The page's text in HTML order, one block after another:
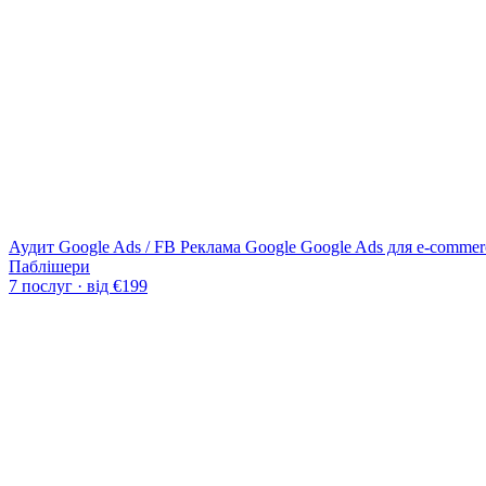
Аудит Google Ads / FB Реклама Google Google Ads для e-
Паблішери
7 послуг · від €199